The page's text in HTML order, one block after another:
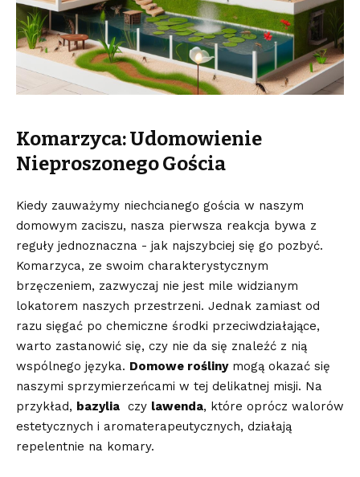
Komarzyca:⁤ Udomowienie
Nieproszonego‍ Gościa
Kiedy zauważymy niechcianego⁤ gościa w naszym
domowym zaciszu, nasza pierwsza​ reakcja bywa z
‌reguły⁢ jednoznaczna ⁣- jak najszybciej się go‍ pozbyć.
Komarzyca, ze swoim charakterystycznym
⁣brzęczeniem,⁤ zazwyczaj nie jest mile⁢ widzianym
lokatorem naszych przestrzeni. Jednak zamiast od
⁤razu sięgać po chemiczne środki⁣ przeciwdziałające,
warto zastanowić się, czy nie da‍ się⁣ znaleźć z nią
wspólnego języka.⁣ Domowe roślinymogą⁤ okazać ‍się
naszymi sprzymierzeńcami w tej ⁣delikatnej misji. Na
przykład, bazylia ​ czy lawenda, które oprócz walorów
estetycznych i aromaterapeutycznych, działają
repelentnie ​na komary.